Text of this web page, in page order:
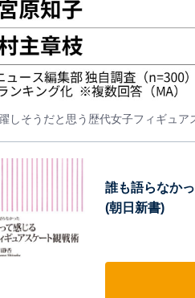
しそうだと思う歴代女子フィギュア
誰も語らなか
(朝日新書)